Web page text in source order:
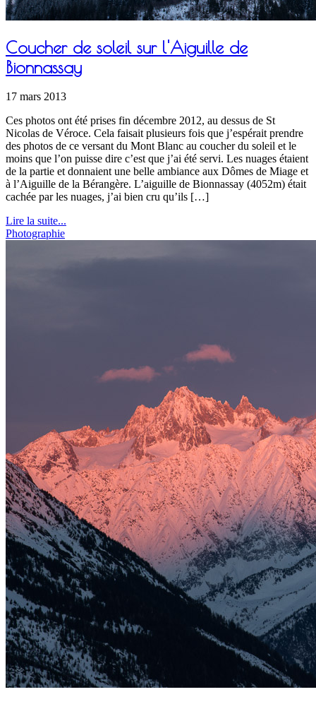
Coucher de soleil sur l'Aiguille de
Bionnassay
17 mars 2013
Ces photos ont été prises fin décembre 2012, au dessus de St
Nicolas de Véroce. Cela faisait plusieurs fois que j’espérait prendre
des photos de ce versant du Mont Blanc au coucher du soleil et le
moins que l’on puisse dire c’est que j’ai été servi. Les nuages étaient
de la partie et donnaient une belle ambiance aux Dômes de Miage et
à l’Aiguille de la Bérangère. L’aiguille de Bionnassay (4052m) était
cachée par les nuages, j’ai bien cru qu’ils […]
Lire la suite...
Photographie